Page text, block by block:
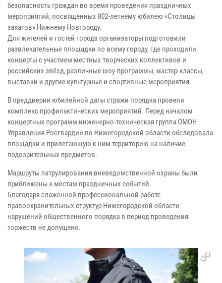
безопасность граждан во время проведения праздничных
мероприятий, посвящённых 802-летнему юбилею «Столицы
закатов» Нижнему Новгороду.
Для жителей и гостей города организаторы подготовили
развлекательные площадки по всему городу, где проходили
концерты с участием местных творческих коллективов и
российских звёзд, различные шоу-программы, мастер-классы,
выставки и другие культурные и спортивные мероприятия.
В преддверии юбилейной даты стражи порядка провели
комплекс профилактических мероприятий. Перед началом
концертных программ инженерно-техническая группа ОМОН
Управления Росгвардии по Нижегородской области обследовала
площадки и прилегающую к ним территорию на наличие
подозрительных предметов.
Маршруты патрулирования вневедомственной охраны были
приближены к местам праздничных событий.
Благодаря слаженной профессиональной работе
правоохранительных структур Нижегородской области
нарушений общественного порядка в период проведения
торжеств не допущено.